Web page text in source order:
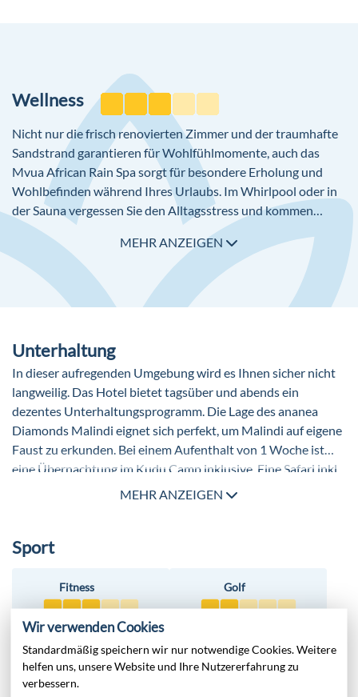
- Massage (1x pro Aufenthalt)
- Eintritt in den Spa-Bereich
- Schnorcheln
- Roomservice
Wellness
Nicht nur die frisch renovierten Zimmer und der traumhafte
Sandstrand garantieren für Wohlfühlmomente, auch das
Mvua African Rain Spa sorgt für besondere Erholung und
Wohlbefinden während Ihres Urlaubs. Im Whirlpool oder in
der Sauna vergessen Sie den Alltagsstress und kommen
einfach mal zur Ruhe. Luxus pur erleben Sie bei Massagen,
Beauty- und Kosmetikanwendungen, die Sie im Spa gegen
Gebühr buchen können.
MEHR ANZEIGEN
Unterhaltung
In dieser aufregenden Umgebung wird es Ihnen sicher nicht
langweilig. Das Hotel bietet tagsüber und abends ein
dezentes Unterhaltungsprogramm. Die Lage des ananea
Diamonds Malindi eignet sich perfekt, um Malindi auf eigene
Faust zu erkunden. Bei einem Aufenthalt von 1 Woche ist
eine Übernachtung im Kudu Camp inklusive. Eine Safari inkl.
Transfer, Eintritt in den Nationalpark und Guide kann separat
MEHR ANZEIGEN
Sport
Fitness Golf
Tauchen Tennis
Wir verwenden Cookies
Standardmäßig speichern wir nur notwendige Cookies. Weitere
helfen uns, unsere Website und Ihre Nutzererfahrung zu
verbessern.